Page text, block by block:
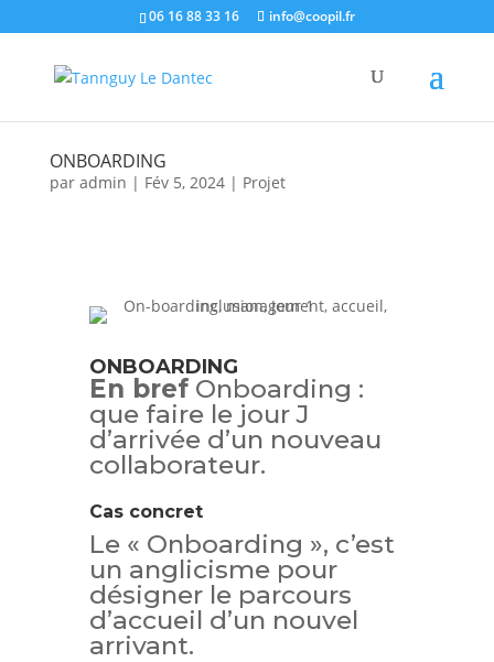
06 16 88 33 16 info@coopil.fr
ONBOARDING
par admin | Fév 5, 2024| Projet
ONBOARDING
En brefOnboarding :
que faire le jour J
d’arrivée d’un nouveau
collaborateur.
Cas concret
Le « Onboarding », c’est
un anglicisme pour
désigner le parcours
d’accueil d’un nouvel
arrivant.